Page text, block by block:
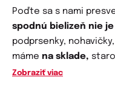
Poďte sa s nami
spodnú bielizeň nie je
podprsenky,
máme na sklade,
Zobraziť viac